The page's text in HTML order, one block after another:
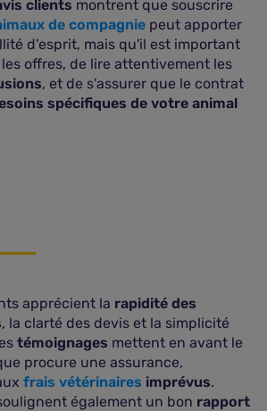
clients montrent que souscrire
de compagnie peut apporter
d'esprit, mais qu'il est important
offres, de lire attentivement les
, et de s'assurer que le contrat
spécifiques de votre animal
apprécient la rapidité des
, la clarté des devis et la simplicité
témoignages mettent en avant le
procure une assurance,
frais vétérinaires imprévus.
également un bon rapport